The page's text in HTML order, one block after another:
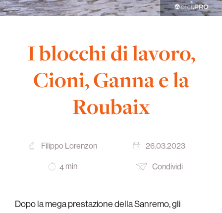
I blocchi di lavoro,
Cioni, Ganna e la
Roubaix
Filippo Lorenzon 26.03.2023
4 min Condividi
Dopo la mega prestazione della Sanremo, gli